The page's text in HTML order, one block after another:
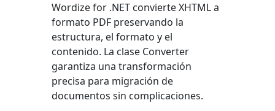
Wordize for .NET convierte XHTML a
formato PDF preservando la
estructura, el formato y el
contenido. La clase Converter
garantiza una transformación
precisa para migración de
documentos sin complicaciones.